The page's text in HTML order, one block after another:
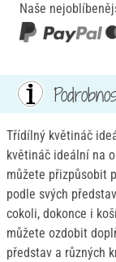
Naše
Třídílný květináč
květináč ideální na
můžete přizpůsobit
podle svých
cokoli, dokonce i
můžete ozdobit
představ a různých